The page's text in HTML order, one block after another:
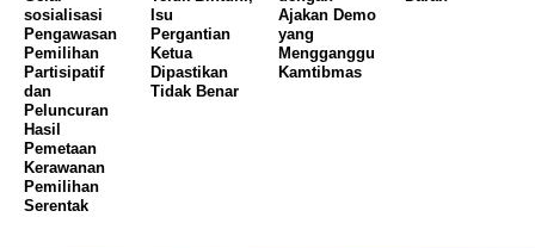
sosialisasi
Pengawasan
Pemilihan
Partisipatif
dan
Peluncuran
Hasil
Pemetaan
Kerawanan
Pemilihan
Serentak
Isu
Pergantian
Ketua
Dipastikan
Tidak Benar
Ajakan Demo
yang
Mengganggu
Kamtibmas